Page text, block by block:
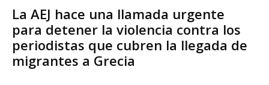
La AEJ hace una llamada urgente
para detener la violencia contra los
periodistas que cubren la llegada de
migrantes a Grecia